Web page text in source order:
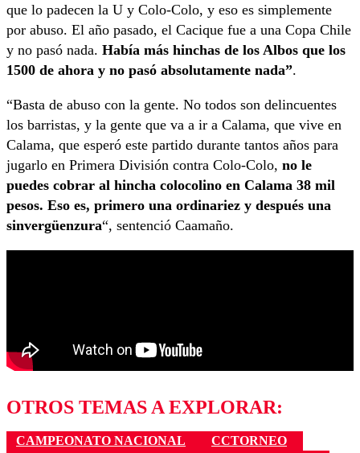
que lo padecen la U y Colo-Colo, y eso es simplemente
por abuso. El año pasado, el Cacique fue a una Copa Chile
y no pasó nada. Había más hinchas de los Albos que los
1500 de ahora y no pasó absolutamente nada”.
“Basta de abuso con la gente. No todos son delincuentes
los barristas, y la gente que va a ir a Calama, que vive en
Calama, que esperó este partido durante tantos años para
jugarlo en Primera División contra Colo-Colo, no le
puedes cobrar al hincha colocolino en Calama 38 mil
pesos. Eso es, primero una ordinariez y después una
sinvergüenzura“, sentenció Caamaño.
OTROS TEMAS A EXPLORAR:
CAMPEONATO NACIONAL
CCTORNEO